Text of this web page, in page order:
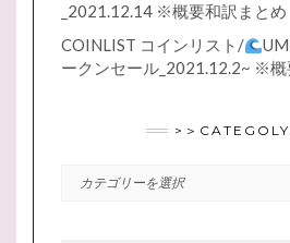
_2021.12.14 ※概要和訳まとめ
COINLIST コインリスト/
ークンセール_2021.12.2~ ※概
>＞CATEGOLY